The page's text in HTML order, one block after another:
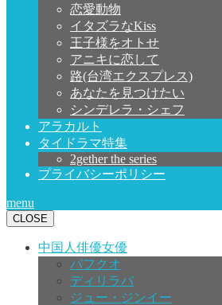
恋愛動物
イタズラなKiss
王子様をオトせ
アニキに恋して
路(台湾エクスプレス)
あなたを見つけたい
シンデレラ・シェフ
アラカルト
タイドラマ特集
2gether the series
プライバシーポリシー
menu
CLOSE
中国人俳優女優
パフクオ
ディリラバ
ジュー・ジンイー